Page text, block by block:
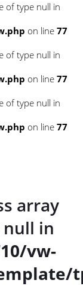
of type null in
on line 77
of type null in
on line 77
of type null in
on line 77
array
null in
vw-